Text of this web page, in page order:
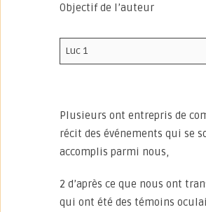
Objectif de l’auteur
Luc 1
Plusieurs ont entrepris de
récit des événements qui se
accomplis parmi nous,
2 d’après ce que nous ont
qui ont été des témoins